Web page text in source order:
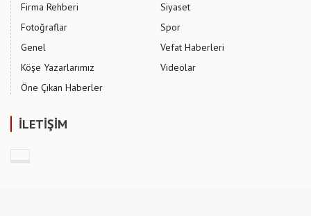
Firma Rehberi
Fotoğraflar
Genel
Köşe Yazarlarımız
Öne Çıkan Haberler
Siyaset
Spor
Vefat Haberleri
Videolar
İLETİŞİM